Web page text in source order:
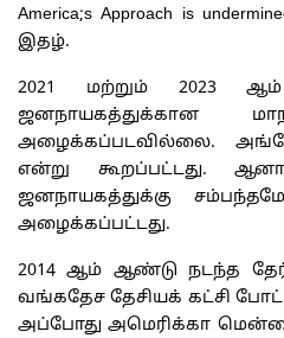
America;s Approach is
இதழ்.
2021 மற்றும் 2023
ஜனநாயகத்துக்கான
அழைக்கப்படவில்லை.
என்று கூறப்பட்டது.
ஜனநாயகத்துக்கு
அழைக்கப்பட்டது.
2014 ஆம் ஆண்டு நடந்த
வங்கதேச தேசியக் கட்சி
அப்போது அமெரிக்கா